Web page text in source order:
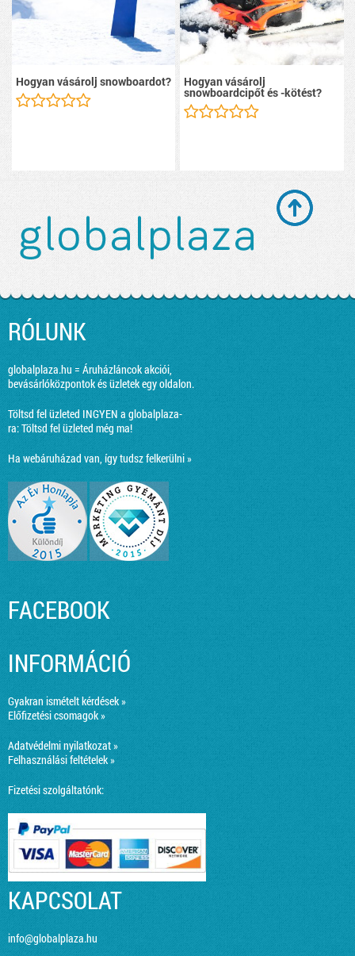
Hogyan vásárolj snowboardot? Hogyan vásárolj
snowboardcipőt és -kötést?
RÓLUNK
globalplaza.hu = Áruházláncok akciói,
bevásárlóközpontok és üzletek egy oldalon.
Töltsd fel üzleted INGYEN a globalplaza-
ra:Töltsd fel üzleted még ma!
Ha webáruházad van, így tudsz felkerülni »
FACEBOOK
INFORMÁCIÓ
Gyakran ismételt kérdések »
Előfizetési csomagok »
Adatvédelmi nyilatkozat »
Felhasználási feltételek »
Fizetési szolgáltatónk:
KAPCSOLAT
info@globalplaza.hu